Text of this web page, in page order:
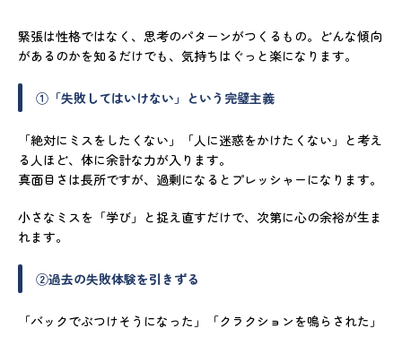
緊張は性格ではなく、思考のパターンがつくるもの。どんな傾向
があるのかを知るだけでも、気持ちはぐっと楽になります。
①「失敗してはいけない」という完璧主義
「絶対にミスをしたくない」「人に迷惑をかけたくない」と考え
る人ほど、体に余計な力が入ります。
真面目さは長所ですが、過剰になるとプレッシャーになります。
小さなミスを「学び」と捉え直すだけで、次第に心の余裕が生ま
れます。
②過去の失敗体験を引きずる
「バックでぶつけそうになった」「クラクションを鳴らされた」